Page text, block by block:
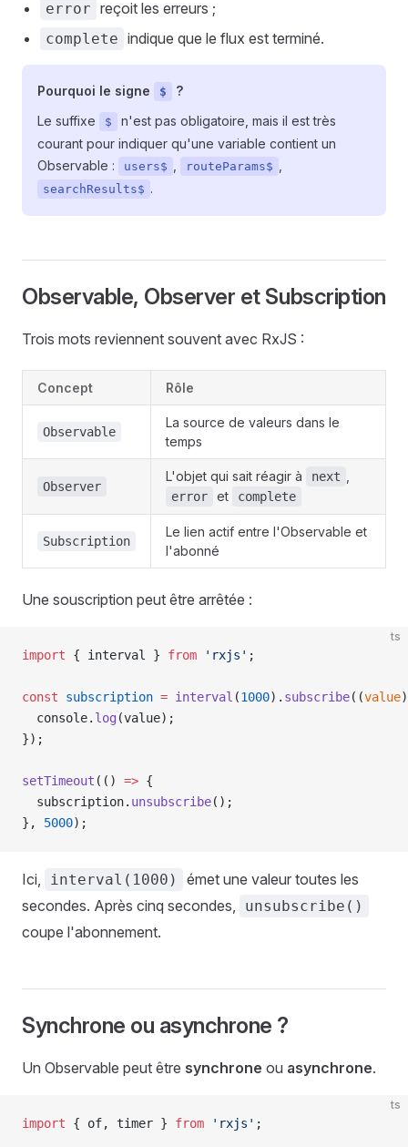
error reçoit les erreurs ;
complete indique que le flux est terminé.
Pourquoi le signe $
?
Le suffixe
$
n'est pas obligatoire, mais il est très
courant pour indiquer qu'une variable contient un
Observable :
users$ routeParams$
searchResults$ .
Observable, Observer et Subscription
Trois mots reviennent souvent avec RxJS :
Concept Rôle
Observable
La source de valeurs dans le
temps
Observer
L'objet qui sait réagir à next
error et complete
Subscription
Le lien actif entre l'Observable et
l'abonné
Une souscription peut être arrêtée :
ts
import { interval } from 'rxjs' ;
const subscription = interval (1000). subscribe((value
  console.
log (value);
});
setTimeout (() => {
  subscription.
unsubscribe();
}, 5000);
Ici, interval(1000)
émet une valeur toutes les
secondes. Après cinq secondes,
unsubscribe()
coupe l'abonnement.
Synchrone ou asynchrone ?
Un Observable peut être synchrone ou asynchrone.
ts
import { of, timer } from 'rxjs' ;